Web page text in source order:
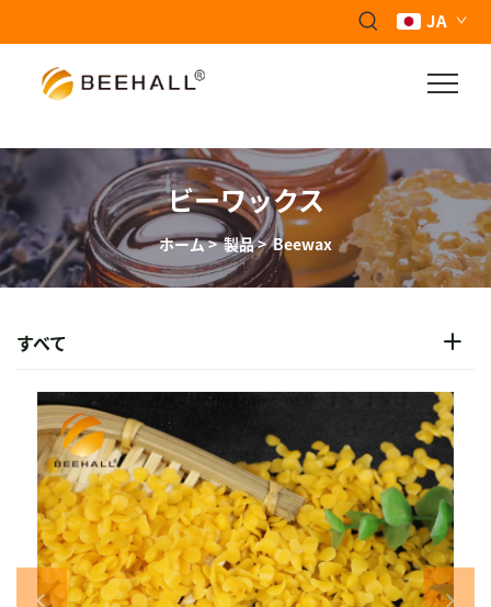
JA
ビーワックス
ホーム>製品>Beewax
すべて